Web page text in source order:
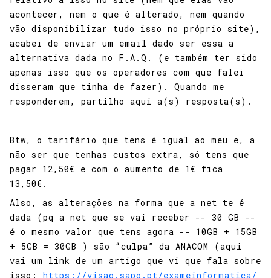
acontecer, nem o que é alterado, nem quando
vão disponibilizar tudo isso no próprio site),
acabei de enviar um email dado ser essa a
alternativa dada no F.A.Q. (e também ter sido
apenas isso que os operadores com que falei
disseram que tinha de fazer). Quando me
responderem, partilho aqui a(s) resposta(s).
Btw, o tarifário que tens é igual ao meu e, a
não ser que tenhas custos extra, só tens que
pagar 12,50€ e com o aumento de 1€ fica
13,50€.
Also, as alterações na forma que a net te é
dada (pq a net que se vai receber -- 30 GB --
é o mesmo valor que tens agora -- 10GB + 15GB
+ 5GB = 30GB ) são “culpa” da ANACOM (aqui
vai um link de um artigo que vi que fala sobre
isso: https://visao.sapo.pt/exameinformatica/